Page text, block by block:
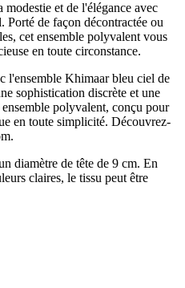
et de l'élégance avec
de façon décontractée ou
cet ensemble polyvalent vous
en toute circonstance.
l'ensemble Khimaar bleu ciel de
sophistication discrète et une
polyvalent, conçu pour
en toute simplicité. Découvrez-
diamètre de tête de 9 cm. En
claires, le tissu peut être